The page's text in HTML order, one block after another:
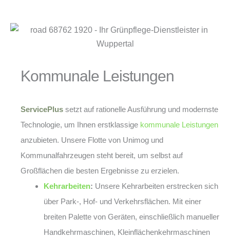
Kommunale Leistungen
ServicePlus setzt auf rationelle Ausführung und modernste
Technologie, um Ihnen erstklassige kommunale Leistungen
anzubieten. Unsere Flotte von Unimog und
Kommunalfahrzeugen steht bereit, um selbst auf
Großflächen die besten Ergebnisse zu erzielen.
Kehrarbeiten: Unsere Kehrarbeiten erstrecken sich
über Park-, Hof- und Verkehrsflächen. Mit einer
breiten Palette von Geräten, einschließlich manueller
Handkehrmaschinen, Kleinflächenkehrmaschinen